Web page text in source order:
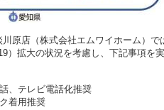
原店（株式会社エムワイホーム）で
）拡大の状況を考慮し、下記事項を
、テレビ電話化推奨
着用推奨